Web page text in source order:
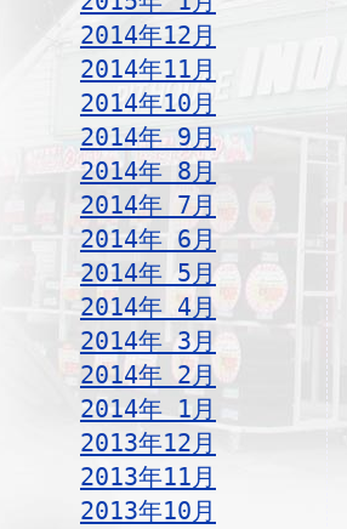
2014年12月
2014年11月
2014年10月
2014年 9月
2014年 8月
2014年 7月
2014年 6月
2014年 5月
2014年 4月
2014年 3月
2014年 2月
2014年 1月
2013年12月
2013年11月
2013年10月